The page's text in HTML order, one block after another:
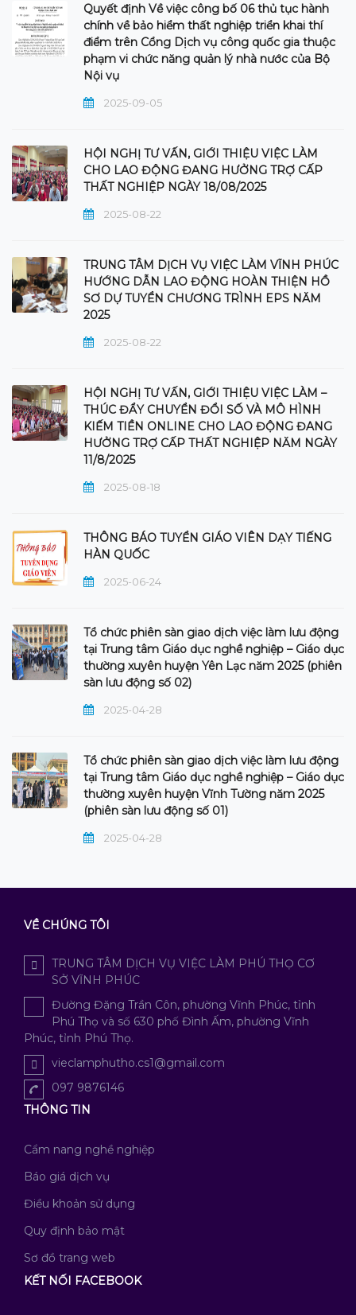
Quyết định Về việc công bố 06 thủ tục hành
chính về bảo hiểm thất nghiệp triển khai thí
điểm trên Cổng Dịch vụ công quốc gia thuộc
phạm vi chức năng quản lý nhà nước của Bộ
Nội vụ
2025-09-05
HỘI NGHỊ TƯ VẤN, GIỚI THIỆU VIỆC LÀM
CHO LAO ĐỘNG ĐANG HƯỞNG TRỢ CẤP
THẤT NGHIỆP NGÀY 18/08/2025
2025-08-22
TRUNG TÂM DỊCH VỤ VIỆC LÀM VĨNH PHÚC
HƯỚNG DẪN LAO ĐỘNG HOÀN THIỆN HỒ
SƠ DỰ TUYỂN CHƯƠNG TRÌNH EPS NĂM
2025
2025-08-22
HỘI NGHỊ TƯ VẤN, GIỚI THIỆU VIỆC LÀM –
THÚC ĐẨY CHUYỂN ĐỔI SỐ VÀ MÔ HÌNH
KIẾM TIỀN ONLINE CHO LAO ĐỘNG ĐANG
HƯỞNG TRỢ CẤP THẤT NGHIỆP NĂM NGÀY
11/8/2025
2025-08-18
THÔNG BÁO TUYỂN GIÁO VIÊN DẠY TIẾNG
HÀN QUỐC
2025-06-24
Tổ chức phiên sàn giao dịch việc làm lưu động
tại Trung tâm Giáo dục nghề nghiệp – Giáo dục
thường xuyên huyện Yên Lạc năm 2025 (phiên
sàn lưu động số 02)
2025-04-28
Tổ chức phiên sàn giao dịch việc làm lưu động
tại Trung tâm Giáo dục nghề nghiệp – Giáo dục
thường xuyên huyện Vĩnh Tường năm 2025
(phiên sàn lưu động số 01)
2025-04-28
VỀ CHÚNG TÔI
TRUNG TÂM DỊCH VỤ VIỆC LÀM PHÚ THỌ CƠ
SỞ VĨNH PHÚC
Đường Đặng Trần Côn, phường Vĩnh Phúc, tỉnh
Phú Thọ và số 630 phố Đình Ấm, phường Vĩnh
Phúc, tỉnh Phú Thọ.
vieclamphutho.cs1@gmail.com
097 9876146
THÔNG TIN
Cẩm nang nghề nghiệp
Báo giá dịch vụ
Điều khoản sử dụng
Quy định bảo mật
Sơ đồ trang web
KẾT NỐI FACEBOOK